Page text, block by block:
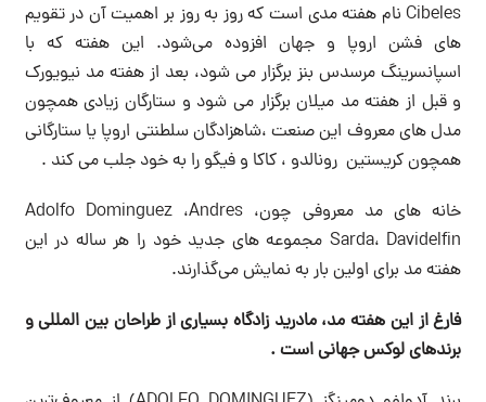
Cibeles نام هفته مدی است که روز به روز بر اهمیت آن در تقویم
های فشن اروپا و جهان افزوده می‌شود. این هفته که با
اسپانسرینگ مرسدس بنز برگزار می شود، بعد از هفته مد نیویورک
و قبل از هفته مد میلان برگزار می شود و ستارگان زیادی همچون
مدل های معروف این صنعت ،شاهزادگان سلطنتی اروپا یا ستارگانی
همچون کریستین رونالدو ، کاکا و فیگو را به خود جلب می کند .
خانه های مد معروفی چون، Adolfo Dominguez ،Andres
Sarda، Davidelfin مجموعه های جدید خود را هر ساله در این
هفته مد برای اولین بار به نمایش می‌گذارند.
فارغ از این هفته مد، مادرید زادگاه بسیاری از طراحان بین المللی و
برندهای لوکس جهانی است .